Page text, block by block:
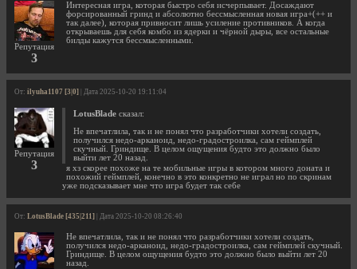
Репутация
3
Интересная игра, которая быстро себя исчерпывает. Досаждают
форсированный гринд и абсолютно бессмысленная новая игра+(++ и
так далее), которая привносит лишь усиление противников. А когда
открываешь для себя комбо из ядерки и чёрной дыры, все остальные
билды кажутся бессмысленными.
От: ilyuha1107 [3|0] | Дата 2025-10-20 19:11:04
Репутация
3
LotusBlade сказал:
Не впечатлила, так и не понял что разработчики хотели создать,
получился недо-арканоид, недо-градостроилка, сам геймплей
скучный. Гриндище. В целом ощущения будто это должно было
выйти лет 20 назад.
я хз скорее похоже на те мобильные игры в котором много доната и
похожий геймплей, конечно в это конкретно не играл но по скринам
уже подсказывает мне что игра будет так себе
От: LotusBlade [435|211] | Дата 2025-10-20 08:26:40
Не впечатлила, так и не понял что разработчики хотели создать,
получился недо-арканоид, недо-градостроилка, сам геймплей скучный.
Гриндище. В целом ощущения будто это должно было выйти лет 20
назад.